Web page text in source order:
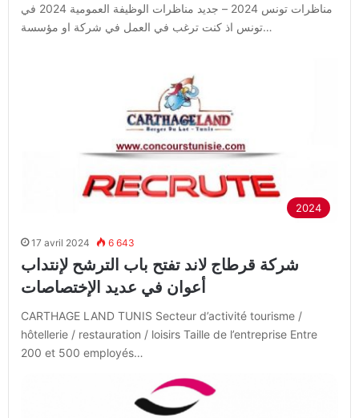
مناظرات تونس 2024 – جديد مناظرات الوظيفة العمومية 2024 في
تونس اذ كنت ترغب في العمل في شركة او مؤسسة…
2024
17 avril 2024 6 643
شركة قرطاج لاند تفتح باب الترشح لإنتداب
أعوان في عديد الإختصاصات
CARTHAGE LAND TUNIS Secteur d’activité tourisme /
hôtellerie / restauration / loisirs Taille de l’entreprise Entre
200 et 500 employés…